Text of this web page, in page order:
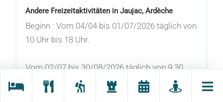
Andere Freizeitaktivitäten in Jaujac, Ardèche
Beginn : Vom 04/04 bis 01/07/2026 täglich von
10 Uhr bis 18 Uhr.
Vom 02/07 bis 30/08/2026 täglich von 9.30
Uhr bis 20 Uhr.
Nocturnes bis zum Sonnenuntergang am